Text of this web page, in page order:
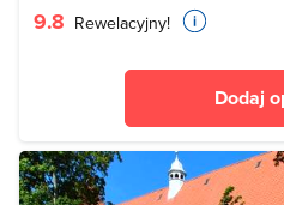
9.8 Rewelacyjny!
Dodaj